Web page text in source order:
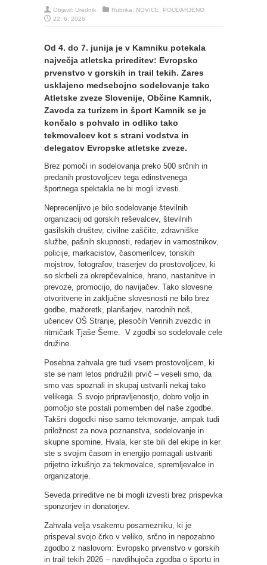
Objavil: Urednik Rubrika: NOVICE
POUDARJENO
22. 6. 2026
Od 4. do 7. junija je v Kamniku potekala
največja atletska prireditev: Evropsko
prvenstvo v gorskih in trail tekih. Zares
usklajeno medsebojno sodelovanje tako
Atletske zveze Slovenije, Občine Kamnik,
Zavoda za turizem in šport Kamnik se je
končalo s pohvalo in odliko tako
tekmovalcev kot s strani vodstva in
delegatov Evropske atletske zveze.
Brez pomoči in sodelovanja preko 500 srčnih in
predanih prostovoljcev tega edinstvenega
športnega spektakla ne bi mogli izvesti.
Neprecenljivo je bilo sodelovanje številnih
organizacij od gorskih reševalcev, številnih
gasilskih društev, civilne zaščite, zdravniške
službe, pašnih skupnosti, redarjev in varnostnikov,
policije, markacistov, časomerilcev, tonskih
mojstrov, fotografov, traserjev do prostovoljcev, ki
so skrbeli za okrepčevalnice, hrano, nastanitve in
prevoze, promocijo, do navijačev. Tako slovesne
otvoritvene in zaključne slovesnosti ne bilo brez
godbe, mažoretk, planšarjev, narodnih noš,
učencev OŠ Stranje, plesočih Verinih zvezdic in
ritmičark Tjaše Šeme. V zgodbi so sodelovale cele
družine.
Posebna zahvala gre tudi vsem prostovoljcem, ki
ste se nam letos pridružili prvič – veseli smo, da
smo vas spoznali in skupaj ustvarili nekaj tako
velikega. S svojo pripravljenostjo, dobro voljo in
pomočjo ste postali pomemben del naše zgodbe.
Takšni dogodki niso samo tekmovanje, ampak tudi
priložnost za nova poznanstva, sodelovanje in
skupne spomine. Hvala, ker ste bili del ekipe in ker
ste s svojim časom in energijo pomagali ustvariti
prijetno izkušnjo za tekmovalce, spremljevalce in
organizatorje.
Seveda prireditve ne bi mogli izvesti brez prispevka
sponzorjev in donatorjev.
Zahvala velja vsakemu posamezniku, ki je
prispeval svojo črko v veliko, srčno in nepozabno
zgodbo z naslovom: Evropsko prvenstvo v gorskih
in trail tekih 2026 – navdihujoča zgodba o športu in